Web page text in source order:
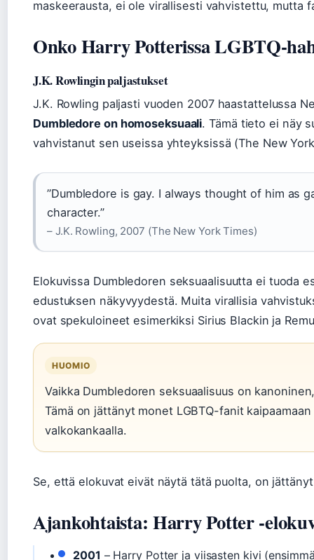
maskeerausta, ei ole virallisesti vahvistettu, mutta
Onko Harry Potterissa LGBTQ-
J.K. Rowlingin paljastukset
J.K. Rowling paljasti vuoden 2007 haastattelussa
Dumbledore on homoseksuaali. Tämä tieto ei näy
vahvistanut sen useissa yhteyksissä (The New
”Dumbledore is gay. I always thought of him as
character.”
– J.K. Rowling, 2007 (The New York Times)
Elokuvissa Dumbledoren seksuaalisuutta ei tuoda
edustuksen näkyvyydestä. Muita virallisia
ovat spekuloineet esimerkiksi Sirius Blackin ja
HUOMIO
Vaikka Dumbledoren seksuaalisuus on
Tämä on jättänyt monet LGBTQ-fanit
valkokankaalla.
Se, että elokuvat eivät näytä tätä puolta, on
Ajankohtaista: Harry Potter -
2001 – Harry Potter ja viisasten kivi